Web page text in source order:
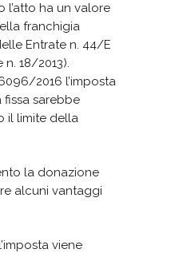
l’atto ha un valore
franchigia
Entrate n. 44/E
n. 18/2013).
2016 l’imposta
fissa sarebbe
il limite della
la donazione
alcuni vantaggi
viene